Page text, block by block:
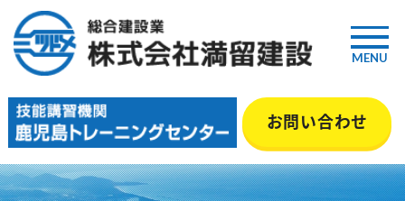
鹿児島の総合建設業『満留建
設』｜土木・舗装・型枠・管工事
等 いちき串木野市
お問い合わせ
MENU